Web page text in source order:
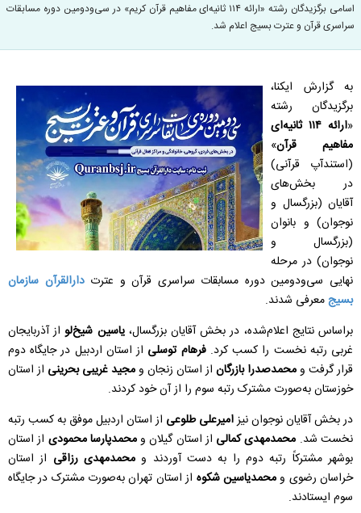
اسامی برگزیدگان رشته «ارائه ۱۱۴ ثانیه‌ای مفاهیم قرآن کریم» در سی‌ودومین دوره مسابقات
سراسری قرآن و عترت بسیج اعلام شد.
به گزارش ایکنا،
برگزیدگان رشته
«
ارائه ۱۱۴ ثانیه‌ای
مفاهیم قرآن»
(استندآپ قرآنی)
در بخش‌های
آقایان (بزرگسال و
نوجوان) و بانوان
(بزرگسال و
نوجوان) در مرحله
نهایی سی‌ودومین دوره مسابقات سراسری قرآن و عترتدارالقرآن سازمان
بسیجمعرفی شدند.
براساس نتایج اعلام‌شده، در بخش آقایان بزرگسال،یاسین شیخ‌لو از آذربایجان
غربی رتبه نخست را کسب کرد.فرهام توسلی از استان اردبیل در جایگاه دوم
قرار گرفت ومحمدصدرا بازرگان از استان زنجان ومجید غریبی بحرینی از استان
خوزستان به‌صورت مشترک رتبه سوم را از آن خود کردند.
در بخش آقایان نوجوان نیزامیرعلی طلوعی از استان اردبیل موفق به کسب رتبه
نخست شد. محمدمهدی کمالی از استان گیلان ومحمدپارسا محمودی از استان
بوشهر مشترکاً رتبه دوم را به دست آوردند و محمدمهدی رزاقی از استان
خراسان رضوی ومحمدیاسین شکوه از استان تهران به‌صورت مشترک در جایگاه
سوم ایستادند.